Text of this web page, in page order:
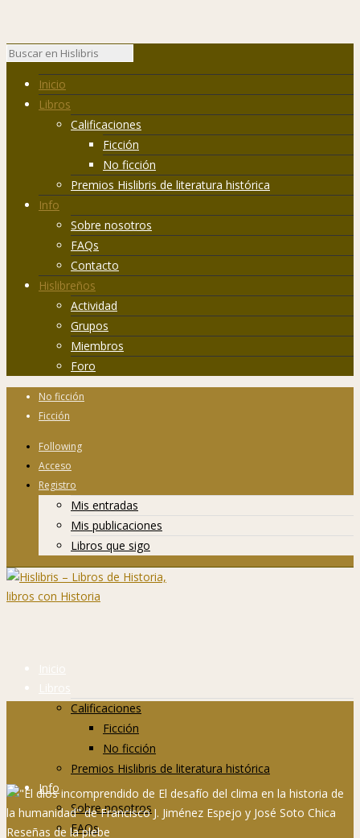
Inicio
Libros
Calificaciones
Ficción
No ficción
Premios Hislibris de literatura histórica
Info
Sobre nosotros
FAQs
Contacto
Hislibreños
Actividad
Grupos
Miembros
Foro
No ficción
Ficción
Following
Acceso
Registro
Mis entradas
Mis publicaciones
Libros que sigo
Inicio
Libros
Calificaciones
Ficción
No ficción
Premios Hislibris de literatura histórica
Info
Sobre nosotros
FAQs